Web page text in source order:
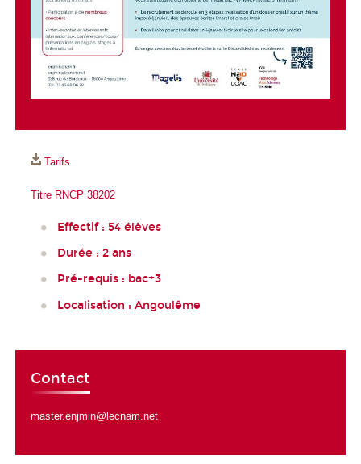
Tarifs
Titre RNCP 38202
Effectif : 54 élèves
Durée : 2 ans
Pré-requis : bac+3
Localisation : Angoulême
Contact
master.enjmin@lecnam.net